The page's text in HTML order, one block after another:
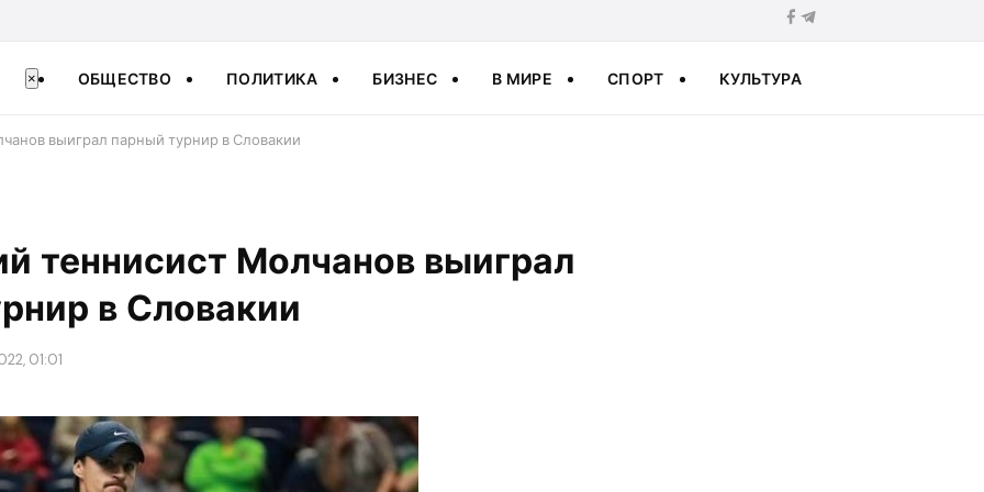
× ОБЩЕСТВО ПОЛИТИКА БИЗНЕС В МИРЕ СПОРТ КУЛЬТУРА
выиграл парный турнир в Словакии
теннисист Молчанов выиграл
в Словакии
01:01